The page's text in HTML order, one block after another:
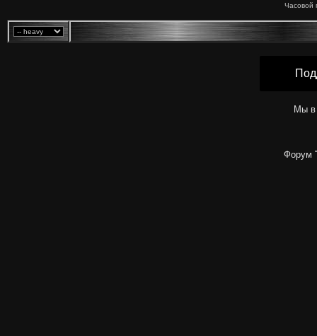
Часовой
Мы в
Форум